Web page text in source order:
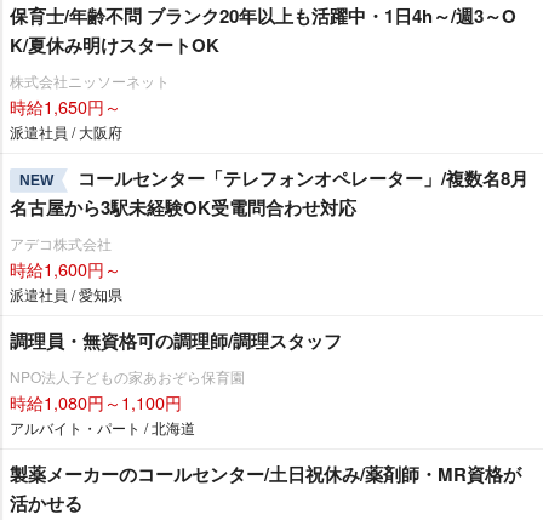
保育士/年齢不問 ブランク20年以上も活躍中・1日4h～/週3～O
K/夏休み明けスタートOK
株式会社ニッソーネット
時給1,650円～
派遣社員 / 大阪府
NEW
コールセンター「テレフォンオペレーター」/複数名8月
名古屋から3駅未経験OK受電問合わせ対応
アデコ株式会社
時給1,600円～
派遣社員 / 愛知県
調理員・無資格可の調理師/調理スタッフ
NPO法人子どもの家あおぞら保育園
時給1,080円～1,100円
アルバイト・パート / 北海道
製薬メーカーのコールセンター/土日祝休み/薬剤師・MR資格が
活かせる